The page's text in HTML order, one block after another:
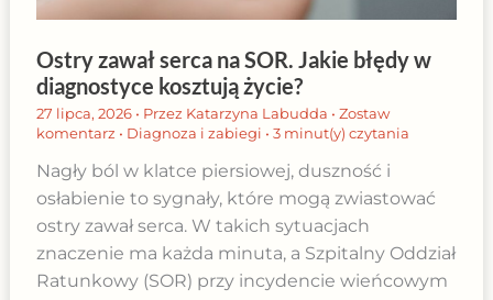
Ostry zawał serca na SOR. Jakie błędy w
diagnostyce kosztują życie?
27 lipca, 2026 • Przez Katarzyna Labudda • Zostaw
komentarz • Diagnoza i zabiegi • 3 minut(y) czytania
Nagły ból w klatce piersiowej, duszność i
osłabienie to sygnały, które mogą zwiastować
ostry zawał serca. W takich sytuacjach
znaczenie ma każda minuta, a Szpitalny Oddział
Ratunkowy (SOR) przy incydencie wieńcowym